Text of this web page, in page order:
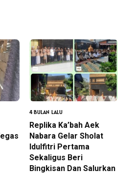
4 BULAN LALU
Replika Ka’bah Aek
Nabara Gelar Sholat
Idulfitri Pertama
Sekaligus Beri
Bingkisan Dan Salurkan